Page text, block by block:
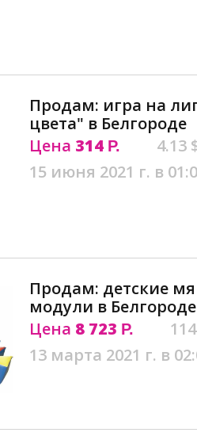
Продам: игра на
цвета" в Белгороде
Цена 314 Р.
4.13
15 июня 2021 г. в
Продам: детские
модули в Белгороде
Цена 8 723 Р.
13 марта 2021 г. в